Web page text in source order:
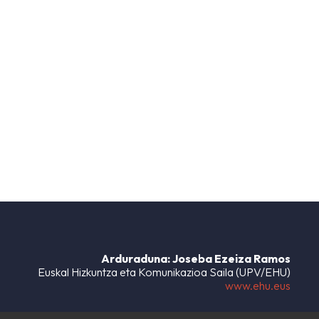
Arduraduna: Joseba Ezeiza Ramos
Euskal Hizkuntza eta Komunikazioa Saila (UPV/EHU)
www.ehu.eus